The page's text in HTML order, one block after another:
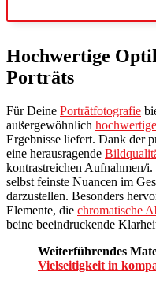
Hochwertige
Porträts
Für Deine Porträtfotografie
außergewöhnlich
Ergebnisse liefert. Dank der
eine herausragende
kontrastreichen Aufnahmen/
selbst feinste Nuancen im
darzustellen. Besonders
Elemente, die chromatische
beine beeindruckende
Weiterführendes
Vielseitigkeit in